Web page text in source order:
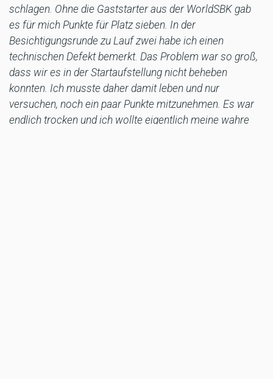
schlagen. Ohne die Gaststarter aus der WorldSBK gab
es für mich Punkte für Platz sieben. In der
Besichtigungsrunde zu Lauf zwei habe ich einen
technischen Defekt bemerkt. Das Problem war so groß,
dass wir es in der Startaufstellung nicht beheben
konnten. Ich musste daher damit leben und nur
versuchen, noch ein paar Punkte mitzunehmen. Es war
endlich trocken und ich wollte eigentlich meine wahre